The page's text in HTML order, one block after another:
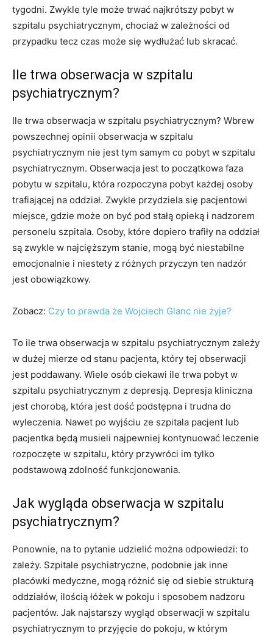
tygodni. Zwykle tyle może trwać najkrótszy pobyt w
szpitalu psychiatrycznym, chociaż w zależności od
przypadku tecz czas może się wydłużać lub skracać.
Ile trwa obserwacja w szpitalu
psychiatrycznym?
Ile trwa obserwacja w szpitalu psychiatrycznym? Wbrew
powszechnej opinii obserwacja w szpitalu
psychiatrycznym nie jest tym samym co pobyt w szpitalu
psychiatrycznym. Obserwacja jest to początkowa faza
pobytu w szpitalu, która rozpoczyna pobyt każdej osoby
trafiającej na oddział. Zwykle przydziela się pacjentowi
miejsce, gdzie może on być pod stałą opieką i nadzorem
personelu szpitala. Osoby, które dopiero trafiły na oddział
są zwykle w najcięższym stanie, mogą być niestabilne
emocjonalnie i niestety z różnych przyczyn ten nadzór
jest obowiązkowy.
Zobacz: Czy to prawda że Wojciech Glanc nie żyje?
To ile trwa obserwacja w szpitalu psychiatrycznym zależy
w dużej mierze od stanu pacjenta, który tej obserwacji
jest poddawany. Wiele osób ciekawi ile trwa pobyt w
szpitalu psychiatrycznym z depresją. Depresja kliniczna
jest chorobą, która jest dość podstępna i trudna do
wyleczenia. Nawet po wyjściu ze szpitala pacjent lub
pacjentka będą musieli najpewniej kontynuować leczenie
rozpoczęte w szpitalu, który przywróci im tylko
podstawową zdolność funkcjonowania.
Jak wygląda obserwacja w szpitalu
psychiatrycznym?
Ponownie, na to pytanie udzielić można odpowiedzi: to
zależy. Szpitale psychiatryczne, podobnie jak inne
placówki medyczne, mogą różnić się od siebie strukturą
oddziałów, ilością łóżek w pokoju i sposobem nadzoru
pacjentów. Jak najstarszy wygląd obserwacji w szpitalu
psychiatrycznym to przyjęcie do pokoju, w którym